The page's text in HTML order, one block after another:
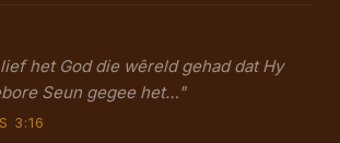
het God die wêreld gehad dat Hy
Seun gegee het…"
3:16